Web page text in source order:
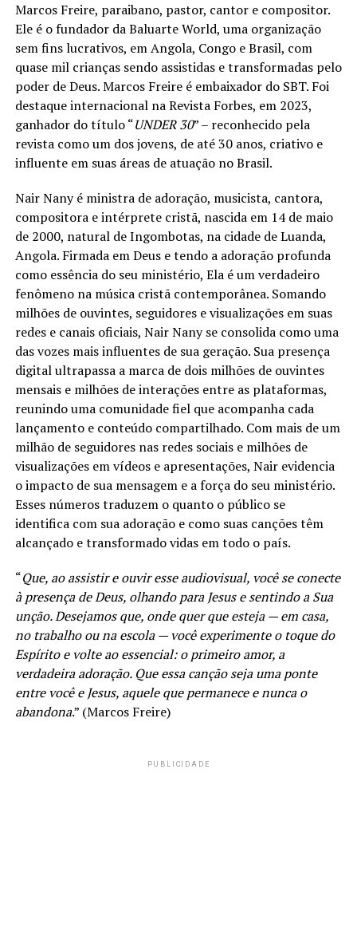
Marcos Freire, paraibano, pastor, cantor e compositor.
Ele é o fundador da Baluarte World, uma organização
sem fins lucrativos, em Angola, Congo e Brasil, com
quase mil crianças sendo assistidas e transformadas pelo
poder de Deus. Marcos Freire é embaixador do SBT. Foi
destaque internacional na Revista Forbes, em 2023,
ganhador do título “UNDER 30” – reconhecido pela
revista como um dos jovens, de até 30 anos, criativo e
influente em suas áreas de atuação no Brasil.
Nair Nany é ministra de adoração, musicista, cantora,
compositora e intérprete cristã, nascida em 14 de maio
de 2000, natural de Ingombotas, na cidade de Luanda,
Angola. Firmada em Deus e tendo a adoração profunda
como essência do seu ministério, Ela é um verdadeiro
fenômeno na música cristã contemporânea. Somando
milhões de ouvintes, seguidores e visualizações em suas
redes e canais oficiais, Nair Nany se consolida como uma
das vozes mais influentes de sua geração. Sua presença
digital ultrapassa a marca de dois milhões de ouvintes
mensais e milhões de interações entre as plataformas,
reunindo uma comunidade fiel que acompanha cada
lançamento e conteúdo compartilhado. Com mais de um
milhão de seguidores nas redes sociais e milhões de
visualizações em vídeos e apresentações, Nair evidencia
o impacto de sua mensagem e a força do seu ministério.
Esses números traduzem o quanto o público se
identifica com sua adoração e como suas canções têm
alcançado e transformado vidas em todo o país.
“Que, ao assistir e ouvir esse audiovisual, você se conecte
à presença de Deus, olhando para Jesus e sentindo a Sua
unção. Desejamos que, onde quer que esteja — em casa,
no trabalho ou na escola — você experimente o toque do
Espírito e volte ao essencial: o primeiro amor, a
verdadeira adoração. Que essa canção seja uma ponte
entre você e Jesus, aquele que permanece e nunca o
abandona.” (Marcos Freire)
PUBLICIDADE